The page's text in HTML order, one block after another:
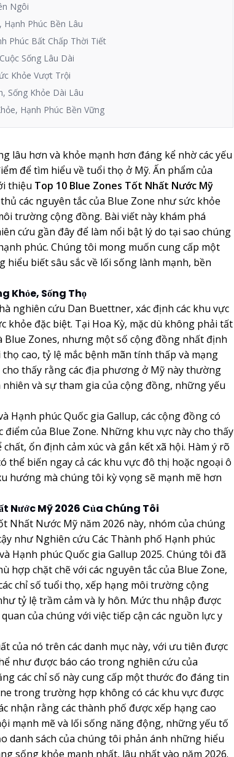
Ngôi
Phúc Bền Lâu
Phúc Bất Chấp Thời Tiết
Sống Lâu Dài
Khỏe Vượt Trội
Sống Khỏe Dài Lâu
Hạnh Phúc Bền Vững
lâu hơn và khỏe mạnh hơn đáng kể nhờ các yếu
để tìm hiểu về tuổi thọ ở Mỹ. Ấn phẩm của
thiệu Top 10 Blue Zones Tốt Nhất Nước Mỹ
các nguyên tắc của Blue Zone như sức khỏe
trường cộng đồng. Bài viết này khám phá
cứu gần đây để làm nổi bật lý do tại sao chúng
phúc. Chúng tôi mong muốn cung cấp một
biết sâu sắc về lối sống lành mạnh, bền
Khỏe, Sống Thọ
nghiên cứu Dan Buettner, xác định các khu vực
đặc biệt. Tại Hoa Kỳ, mặc dù không phải tất
Blue Zones, nhưng một số cộng đồng nhất định
cao, tỷ lệ mắc bệnh mãn tính thấp và mạng
thấy rằng các địa phương ở Mỹ này thường
và sự tham gia của cộng đồng, những yếu
Hạnh phúc Quốc gia Gallup, các cộng đồng có
của Blue Zone. Những khu vực này cho thấy
ổn định cảm xúc và gắn kết xã hội. Hàm ý rõ
thể biến ngay cả các khu vực đô thị hoặc ngoại ô
mà chúng tôi kỳ vọng sẽ mạnh mẽ hơn
Nước Mỹ 2026 Của Chúng Tôi
Nhất Nước Mỹ năm 2026 này, nhóm của chúng
như Nghiên cứu Các Thành phố Hạnh phúc
Hạnh phúc Quốc gia Gallup 2025. Chúng tôi đã
hợp chặt chẽ với các nguyên tắc của Blue Zone,
chỉ số tuổi thọ, xếp hạng môi trường cộng
tỷ lệ trầm cảm và ly hôn. Mức thu nhập được
của chúng với việc tiếp cận các nguồn lực y
của nó trên các danh mục này, với ưu tiên được
như được báo cáo trong nghiên cứu của
các chỉ số này cung cấp một thước đo đáng tin
trong trường hợp không có các khu vực được
nhận rằng các thành phố được xếp hạng cao
mạnh mẽ và lối sống năng động, những yếu tố
danh sách của chúng tôi phản ánh những hiểu
sống khỏe mạnh nhất, lâu nhất vào năm 2026.